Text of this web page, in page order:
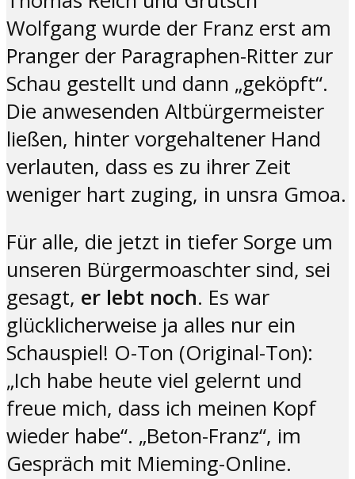
Wolfgang wurde der Franz erst am
Pranger der Paragraphen-Ritter zur
Schau gestellt und dann „geköpft“.
Die anwesenden Altbürgermeister
ließen, hinter vorgehaltener Hand
verlauten, dass es zu ihrer Zeit
weniger hart zuging, in unsra Gmoa.
Für alle, die jetzt in tiefer Sorge um
unseren Bürgermoaschter sind, sei
gesagt, er lebt noch. Es war
glücklicherweise ja alles nur ein
Schauspiel! O-Ton (Original-Ton):
„Ich habe heute viel gelernt und
freue mich, dass ich meinen Kopf
wieder habe“. „Beton-Franz“, im
Gespräch mit Mieming-Online.